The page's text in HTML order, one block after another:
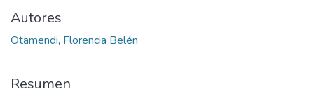
Autores
Otamendi, Florencia Belén
Resumen